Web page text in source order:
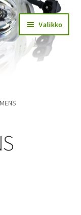
Valikko